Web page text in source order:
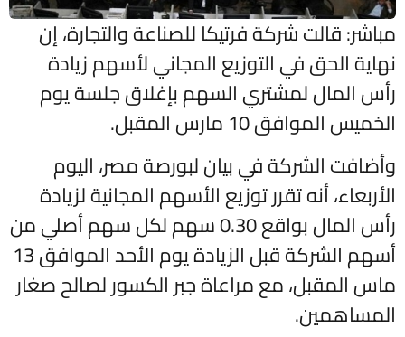
مباشر: قالت شركة فرتيكا للصناعة والتجارة، إن
نهاية الحق في التوزيع المجاني لأسهم زيادة
رأس المال لمشتري السهم بإغلاق جلسة يوم
الخميس الموافق 10 مارس المقبل.
وأضافت الشركة في بيان لبورصة مصر، اليوم
الأربعاء، أنه تقرر توزيع الأسهم المجانية لزيادة
رأس المال بواقع 0.30 سهم لكل سهم أصلي من
أسهم الشركة قبل الزيادة يوم الأحد الموافق 13
ماس المقبل، مع مراعاة جبر الكسور لصالح صغار
المساهمين.